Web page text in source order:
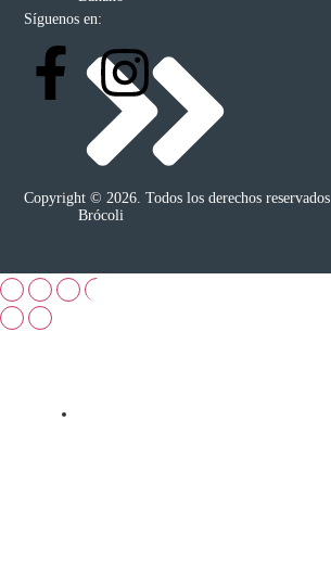
Brócoli
Síguenos en:
Copyright © 2026. Todos los derechos reservados